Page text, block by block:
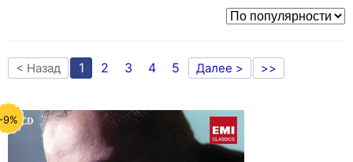
< Назад 1 2 3 4 5 Далее > >>
9%